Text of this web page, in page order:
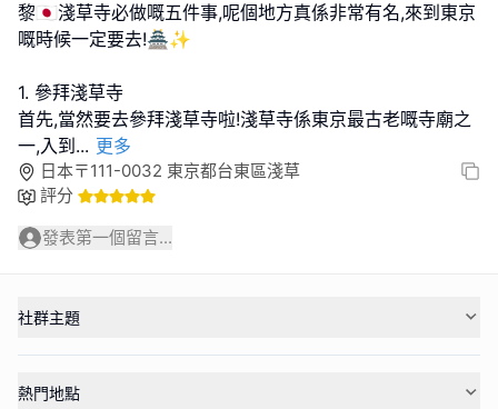
黎🇯🇵淺草寺必做嘅五件事,呢個地方真係非常有名,來到東京
嘅時候一定要去!🏯✨
1. 參拜淺草寺
首先,當然要去參拜淺草寺啦!淺草寺係東京最古老嘅寺廟之
一,入到 ... 更多
日本〒111-0032 東京都台東區淺草
評分
發表第一個留言...
社群主題
熱門地點